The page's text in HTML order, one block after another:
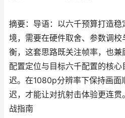
摘要：导语：以六千预算打造稳
境，需要在硬件取舍、参数调
衡，这套思路既关注帧率，也兼
配置定位与目标六千配置的核
迟。在1080p分辨率下保持画面
迟，才能让对抗射击体验更连贯
战指南